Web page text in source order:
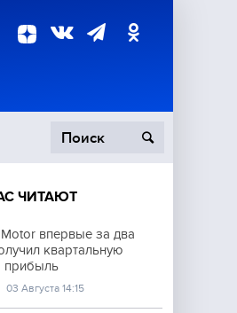
ЧИТАЮТ
впервые за два
квартальную
прибыль
03 Августа 14:15